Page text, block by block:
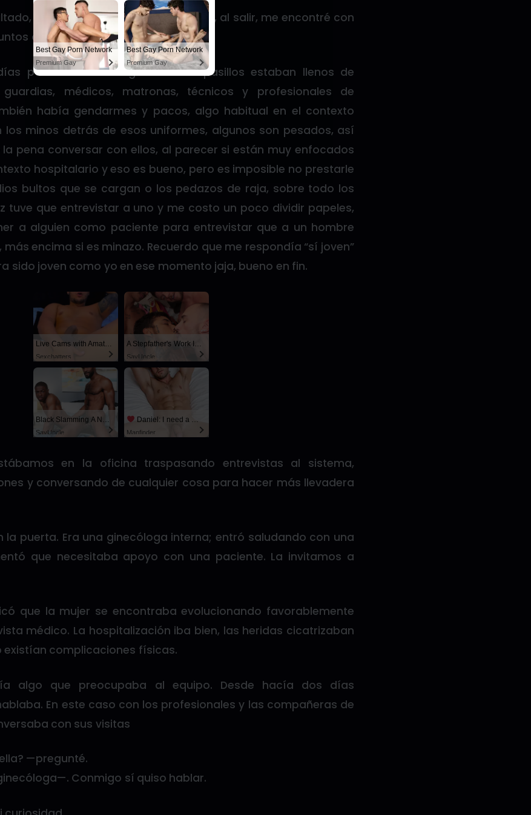
me duché como cada mañana y, al salir, me encontré con
al hospital.
particularmente agitados. Los pasillos estaban llenos de
guardias, médicos, matronas, técnicos y profesionales de
había gendarmes y pacos, algo habitual en el contexto
los minos detrás de esos uniformes, algunos son pesados, así
pena conversar con ellos, al parecer si están muy enfocados
hospitalario y eso es bueno, pero es imposible no prestarle
bultos que se cargan o los pedazos de raja, sobre todo los
tuve que entrevistar a uno y me costo un poco dividir papeles,
a alguien como paciente para entrevistar que a un hombre
encima si es minazo. Recuerdo que me respondía “sí joven”
sido joven como yo en ese momento jaja, bueno en fin.
Sexchatters SayUncle
SayUncle
Daniel: I need a man for a spicy night...
Manfinder
en la oficina traspasando entrevistas al sistema,
y conversando de cualquier cosa para hacer más llevadera
la puerta. Era una ginecóloga interna; entró saludando con una
que necesitaba apoyo con una paciente. La invitamos a
que la mujer se encontraba evolucionando favorablemente
médico. La hospitalización iba bien, las heridas cicatrizaban
complicaciones físicas.
algo que preocupaba al equipo. Desde hacía dos días
En este caso con los profesionales y las compañeras de
con sus visitas
—pregunté.
Conmigo sí quiso hablar.
Best Gay Porn Network
Premium Gay
Best Gay Porn Network
Premium Gay